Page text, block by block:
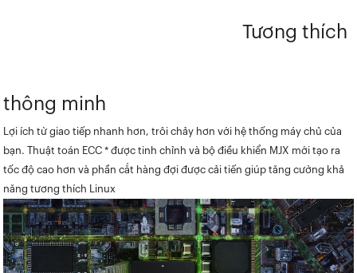
Tương thích
thông minh
Lợi ích từ giao tiếp nhanh hơn, trôi chảy hơn với hệ thống máy chủ của
bạn. Thuật toán ECC * được tinh chỉnh và bộ điều khiển MJX mới tạo ra
tốc độ cao hơn và phần cắt hàng đợi được cải tiến giúp tăng cường khả
năng tương thích Linux